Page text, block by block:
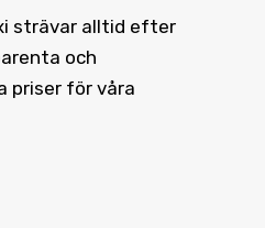
strävar alltid efter
och
priser för våra